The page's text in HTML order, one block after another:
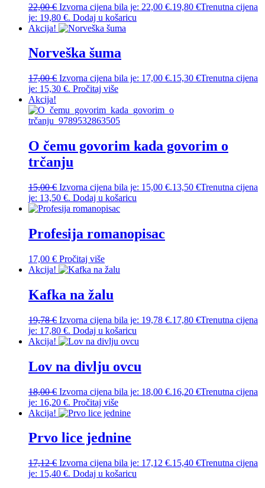
22,00€ Izvorna cijena bila je: 22,00 €.19,80 €Trenutna cijena
je: 19,80 €. Dodaj u košaricu
Akcija!
Norveška šuma
17,00€ Izvorna cijena bila je: 17,00 €.15,30 €Trenutna cijena
je: 15,30 €. Pročitaj više
Akcija!
O čemu govorim kada govorim o
trčanju
15,00€ Izvorna cijena bila je: 15,00 €.13,50 €Trenutna cijena
je: 13,50 €. Dodaj u košaricu
Profesija romanopisac
17,00 € Pročitaj više
Akcija!
Kafka na žalu
19,78€ Izvorna cijena bila je: 19,78 €.17,80 €Trenutna cijena
je: 17,80 €. Dodaj u košaricu
Akcija!
Lov na divlju ovcu
18,00€ Izvorna cijena bila je: 18,00 €.16,20 €Trenutna cijena
je: 16,20 €. Pročitaj više
Akcija!
Prvo lice jednine
17,12€ Izvorna cijena bila je: 17,12 €.15,40 €Trenutna cijena
je: 15,40 €. Dodaj u košaricu